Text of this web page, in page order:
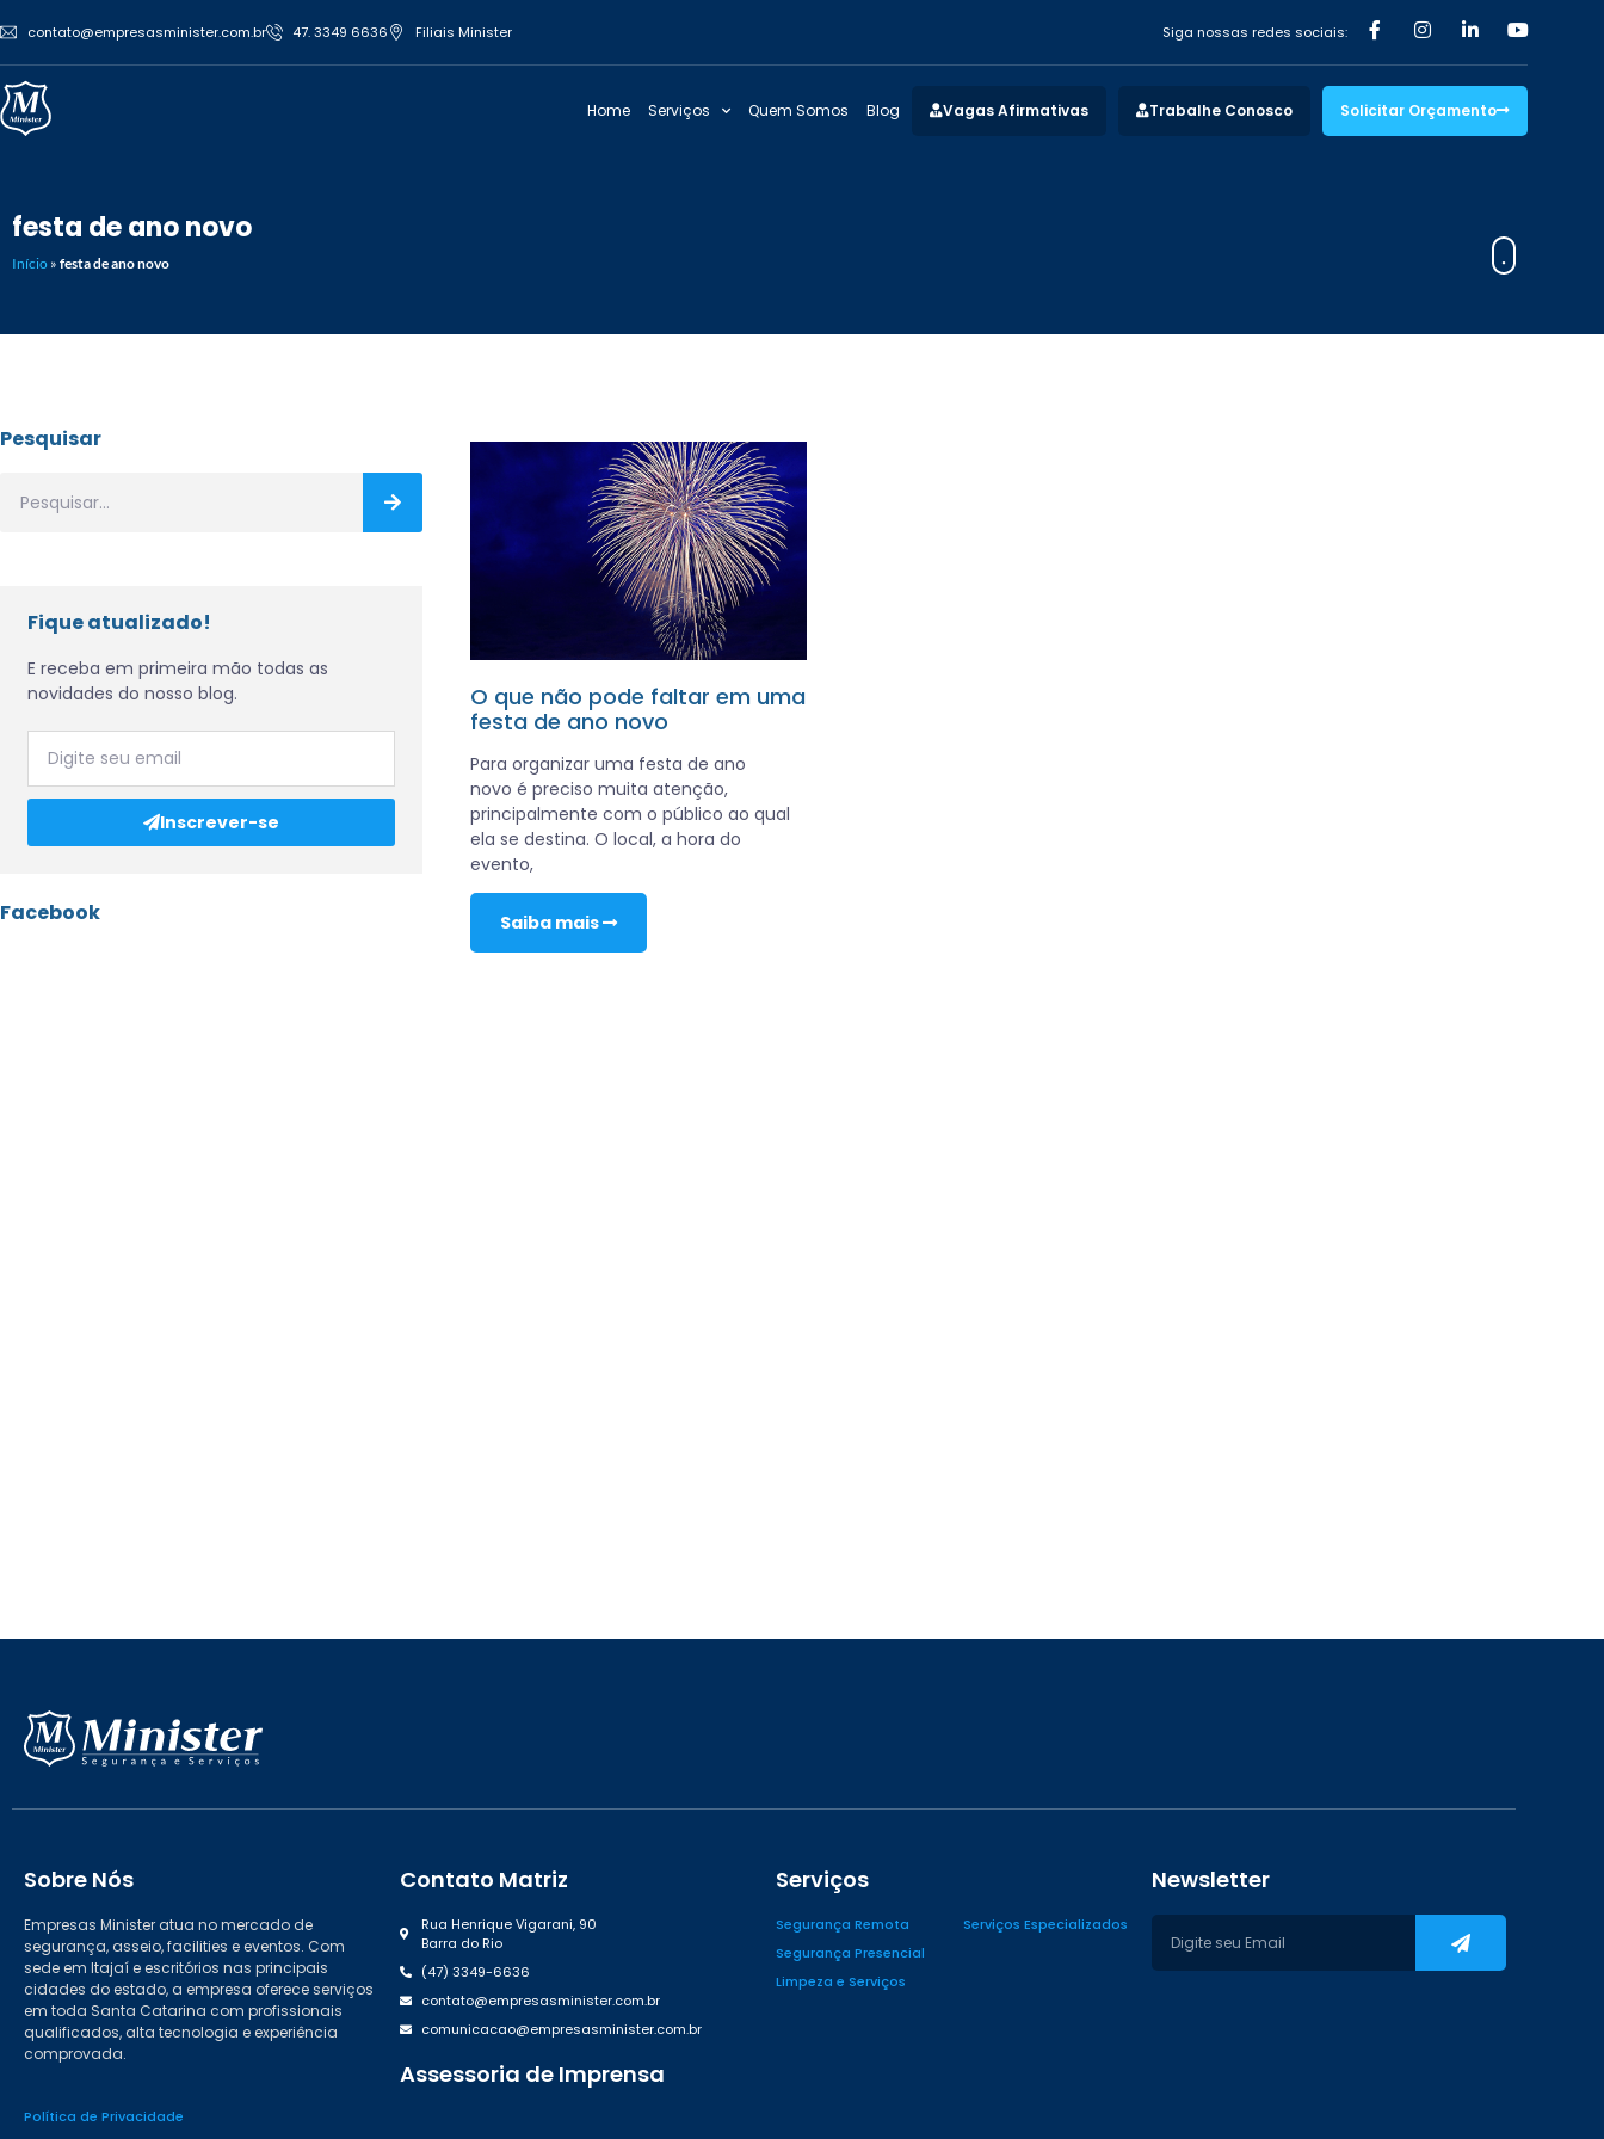
contato@empresasminister.com.br 47. 3349 6636 Filiais Minister Siga nossas redes sociais:
Home Serviços Quem Somos Blog Vagas Afirmativas Trabalhe Conosco Solicitar Orçamento
festa de ano novo
Início » festa de ano novo
Pesquisar
Fique atualizado!
E receba em primeira mão todas as
novidades do nosso blog.
Inscrever-se
Facebook
O que não pode faltar em uma
festa de ano novo
Para organizar uma festa de ano
novo é preciso muita atenção,
principalmente com o público ao qual
ela se destina. O local, a hora do
evento,
Saiba mais
Sobre Nós
Empresas Minister atua no mercado de
segurança, asseio, facilities e eventos. Com
sede em Itajaí e escritórios nas principais
cidades do estado, a empresa oferece serviços
em toda Santa Catarina com profissionais
qualificados, alta tecnologia e experiência
comprovada.
Política de Privacidade
Contato Matriz
Rua Henrique Vigarani, 90
Barra do Rio
(47) 3349-6636
contato@empresasminister.com.br
comunicacao@empresasminister.com.br
(47) 99988.4642
Assessoria de Imprensa
Serviços
Segurança Remota
Segurança Presencial
Limpeza e Serviços
Serviços Especializados
Newsletter